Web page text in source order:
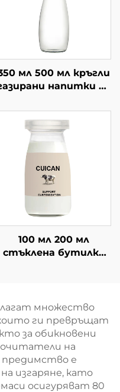
мл 500 мл кръгли
напитки по
бутилки за сок
100 мл 200 мл
стъклена бутилка
множество
ги превръщат
за обикновени
на
е
изгаряне, като
осигуряват 80